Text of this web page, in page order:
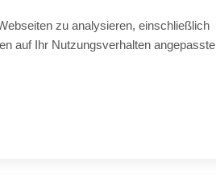
zu analysieren, einschließlich
auf Ihr Nutzungsverhalten angepasste